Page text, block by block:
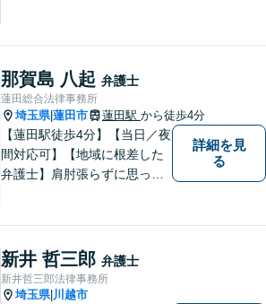
ます。ぜひ一度ご相談くださ
い。
那賀島 八起 弁護士
蓮田総合法律事務所
埼玉県|蓮田市 蓮田駅 から徒歩4分
【蓮田駅徒歩4分】【当日／夜
間対応可】【地域に根差した
弁護士】肩肘張らずに思って
詳細を見
る
新井 哲三郎 弁護士
新井哲三郎法律事務所
埼玉県| 川越市